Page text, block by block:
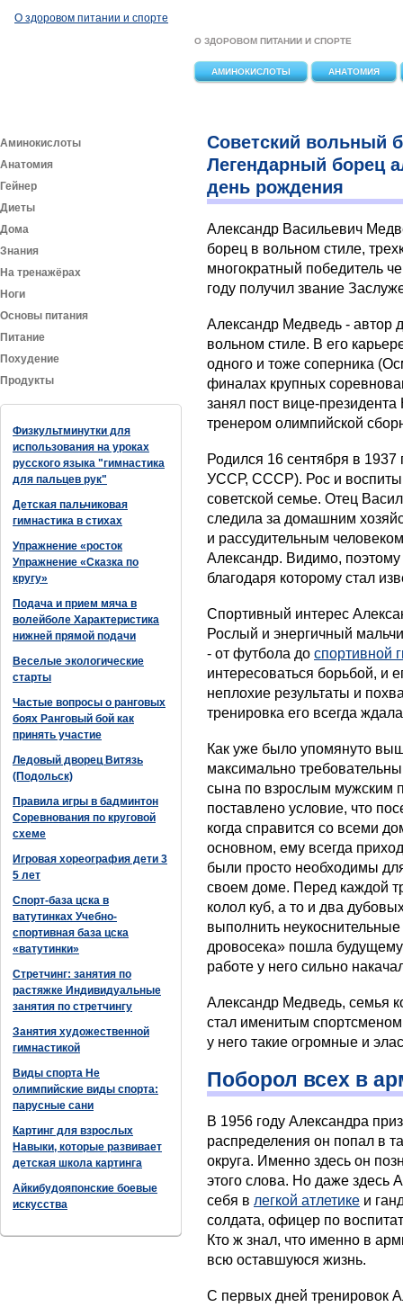
О здоровом питании и спорте
О ЗДОРОВОМ ПИТАНИИ И СПОРТЕ
АМИНОКИСЛОТЫ АНАТОМИЯ
Аминокислоты
Анатомия
Гейнер
Диеты
Дома
Знания
На тренажёрах
Ноги
Основы питания
Питание
Похудение
Продукты
Физкультминутки для
использования на уроках
русского языка "гимнастика
для пальцев рук"
Детская пальчиковая
гимнастика в стихах
Упражнение «росток
Упражнение «Сказка по
кругу»
Подача и прием мяча в
волейболе Характеристика
нижней прямой подачи
Веселые экологические
старты
Частые вопросы о ранговых
боях Ранговый бой как
принять участие
Ледовый дворец Витязь
(Подольск)
Правила игры в бадминтон
Соревнования по круговой
схеме
Игровая хореография дети 3
5 лет
Спорт-база цска в
ватутинках Учебно-
спортивная база цска
«ватутинки»
Стретчинг: занятия по
растяжке Индивидуальные
занятия по стретчингу
Занятия художественной
гимнастикой
Виды спорта Не
олимпийские виды спорта:
парусные сани
Картинг для взрослых
Навыки, которые развивает
детская школа картинга
Айкибудояпонские боевые
искусства
Советский вольный
Легендарный борец
день рождения
Александр Васильевич
борец в вольном стиле,
многократный победитель
году получил звание
Александр Медведь - автор
вольном стиле. В его
одного и тоже соперника
финалах крупных
занял пост вице-
тренером олимпийской
Родился 16 сентября в 1937
УССР, СССР). Рос и
советской семье. Отец
следила за домашним
и рассудительным
Александр. Видимо, поэтому
благодаря которому стал
Спортивный интерес
Рослый и энергичный
- от футбола до спортивной
интересоваться борьбой, и
неплохие результаты и
тренировка его всегда
Как уже было упомянуто
максимально
сына по взрослым
поставлено условие, что
когда справится со всеми
основном, ему всегда
были просто необходимы
своем доме. Перед каждой
колол куб, а то и два
выполнить
дровосека» пошла будущему
работе у него сильно
Александр Медведь, семья
стал именитым
у него такие огромные и
Поборол всех в
В 1956 году Александра
распределения он попал в
округа. Именно здесь он
этого слова. Но даже здесь
себя в легкой атлетике и
солдата, офицер по
Кто ж знал, что именно в
всю оставшуюся жизнь.
С первых дней тренировок